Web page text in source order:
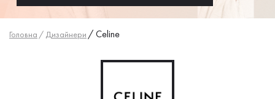
Головна / Дизайнери /Celine